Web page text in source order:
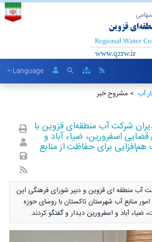
Language
آب > مشروح خبر
شرکت آب منطقه‌ای قزوین با
اسفرورین، ضیاء آباد و
برای حفاظت از منابع
آب منطقه ای قزوین و دبیر شورای فرهنگی این
منابع آب شهرستان تاکستان با روسای حوزه
آباد و اسفرورین دیدار و گفتگو کردند.